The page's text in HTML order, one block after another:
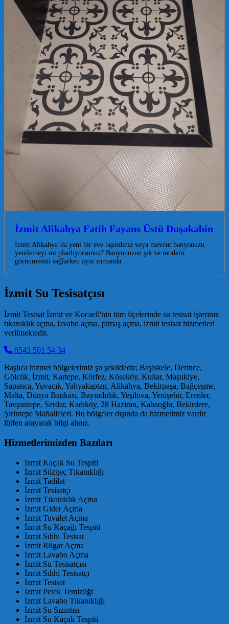
İzmit Alikahya Fatih Fayans Üstü Duşakabin
İzmit Alikahya’da yeni bir eve taşındınız veya mevcut banyonuzu
yenilemeyi mi planlıyorsunuz? Banyonuzun şık ve modern
görünmesini sağlarken aynı zamanda…
İzmit Su Tesisatçısı
İzmit Tesisat İzmit ve Kocaeli'nin tüm ilçelerinde su tesisat işleriniz
tıkanıklık açma, lavabo açma, pimaş açma, izmit tesisat hizmetleri
verilmektedir.
0543 501 54 34
Başlıca hizmet bölgelerimiz şu şekildedir; Başiskele, Derince,
Gölcük, İzmit, Kartepe, Körfez, Köseköy, Kullar, Maşukiye,
Sapanca, Yuvacık, Yahyakaptan, Alikahya, Bekirpaşa, Bağçeşme,
Malta, Dünya Bankası, Bayındırlık, Yeşilova, Yenişehir, Erenler,
Tavşantepe, Serdar, Kadıköy, 28 Haziran, Kabaoğlu, Bekirdere,
Şirintepe Mahalleleri. Bu bölgeler dışında da hizmetimiz vardır
lütfen arayarak bilgi alınız.
Hizmetlerimizden Bazıları
İzmit Kaçak Su Tespiti
İzmit Süzgeç Tıkanıklığı
İzmit Tadilat
İzmit Tesisatçı
İzmit Tıkanıklık Açma
İzmit Gider Açma
İzmit Tuvalet Açma
İzmit Su Kaçağı Tespiti
İzmit Sıhhi Tesisat
İzmit Rögar Açma
İzmit Lavabo Açma
İzmit Su Tesisatçısı
İzmit Sıhhi Tesisatçı
İzmit Tesisat
İzmit Petek Temizliği
İzmit Lavabo Tıkanıklığı
İzmit Su Sızıntısı
İzmit Su Kaçak Tespiti